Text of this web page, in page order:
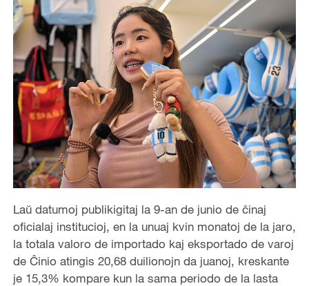
Laŭ datumoj publikigitaj la 9-an de junio de ĉinaj
oficialaj institucioj, en la unuaj kvin monatoj de la jaro,
la totala valoro de importado kaj eksportado de varoj
de Ĉinio atingis 20,68 duilionojn da juanoj, kreskante
je 15,3% kompare kun la sama periodo de la lasta